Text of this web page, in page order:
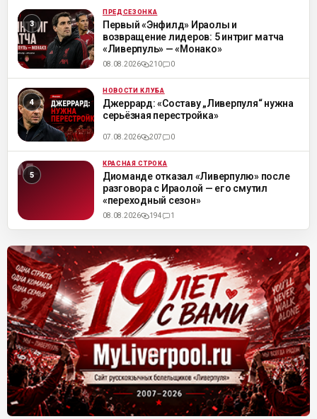
ML ПРЕДСЕЗОНКА
Первый «Энфилд» Ираолы и
возвращение лидеров: 5 интриг матча
«Ливерпуль» — «Монако»
08.08.2026 210 0
ML НОВОСТИ КЛУБА
Джеррард: «Составу „Ливерпуля“ нужна
серьёзная перестройка»
07.08.2026 207 0
ML КРАСНАЯ СТРОКА
Диоманде отказал «Ливерпулю» после
разговора с Ираолой — его смутил
«переходный сезон»
08.08.2026 194 1